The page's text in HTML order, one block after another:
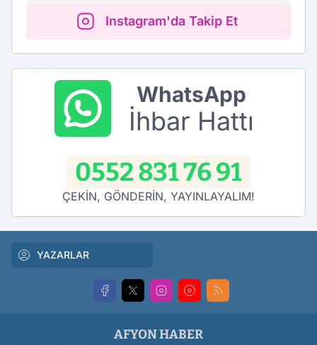
Instagram'da Takip Et
WhatsApp
İhbar Hattı
0552 831 76 91
ÇEKİN, GÖNDERİN, YAYINLAYALIM!
YAZARLAR
AFYON HABER